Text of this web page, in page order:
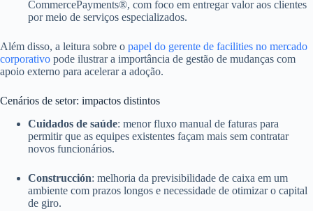
CommercePayments®, com foco em entregar valor aos clientes
por meio de serviços especializados.
Além disso, a leitura sobre o papel do gerente de facilities no mercado
corporativo pode ilustrar a importância de gestão de mudanças com
apoio externo para acelerar a adoção.
Cenários de setor: impactos distintos
Cuidados de saúde: menor fluxo manual de faturas para
permitir que as equipes existentes façam mais sem contratar
novos funcionários.
Construcción: melhoria da previsibilidade de caixa em um
ambiente com prazos longos e necessidade de otimizar o capital
de giro.